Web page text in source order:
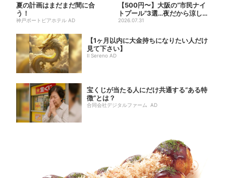
夏の計画はまだまだ間に合
う！
神戸ポートピアホテル AD
【500円〜】大阪の“市民ナイ
トプール”3選…夜だから涼しい
＆コスパ最強
2026.07.31
【1ヶ月以内に大金持ちになりたい人だけ
見て下さい】
Il Sereno AD
宝くじが当たる人にだけ共通する“ある特
徴”とは？
合同会社デジタルファーム AD